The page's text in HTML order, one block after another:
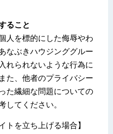
ること
人を標的にした侮辱やわ
なぶきハウジンググルー
れられないような行為に
た、他者のプライバシー
た繊細な問題についての
してください。
トを立ち上げる場合】